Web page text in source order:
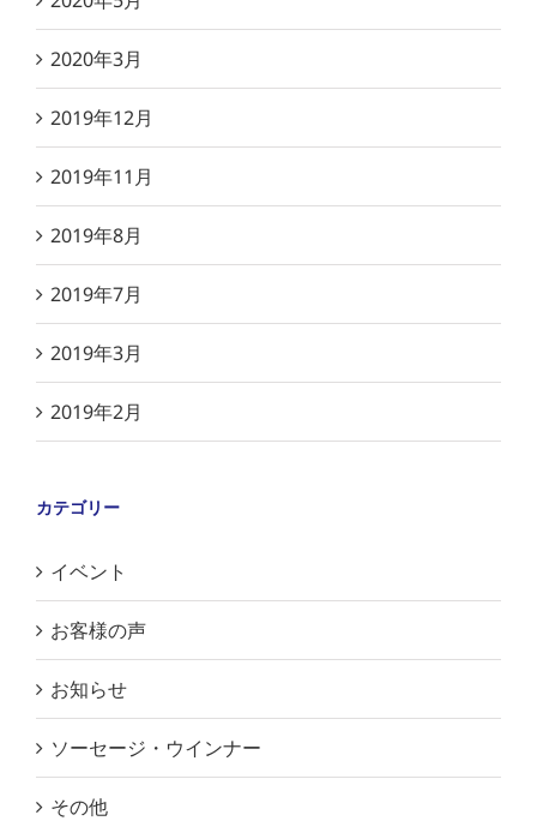
2020年3月
2019年12月
2019年11月
2019年8月
2019年7月
2019年3月
2019年2月
カテゴリー
イベント
お客様の声
お知らせ
ソーセージ・ウインナー
その他